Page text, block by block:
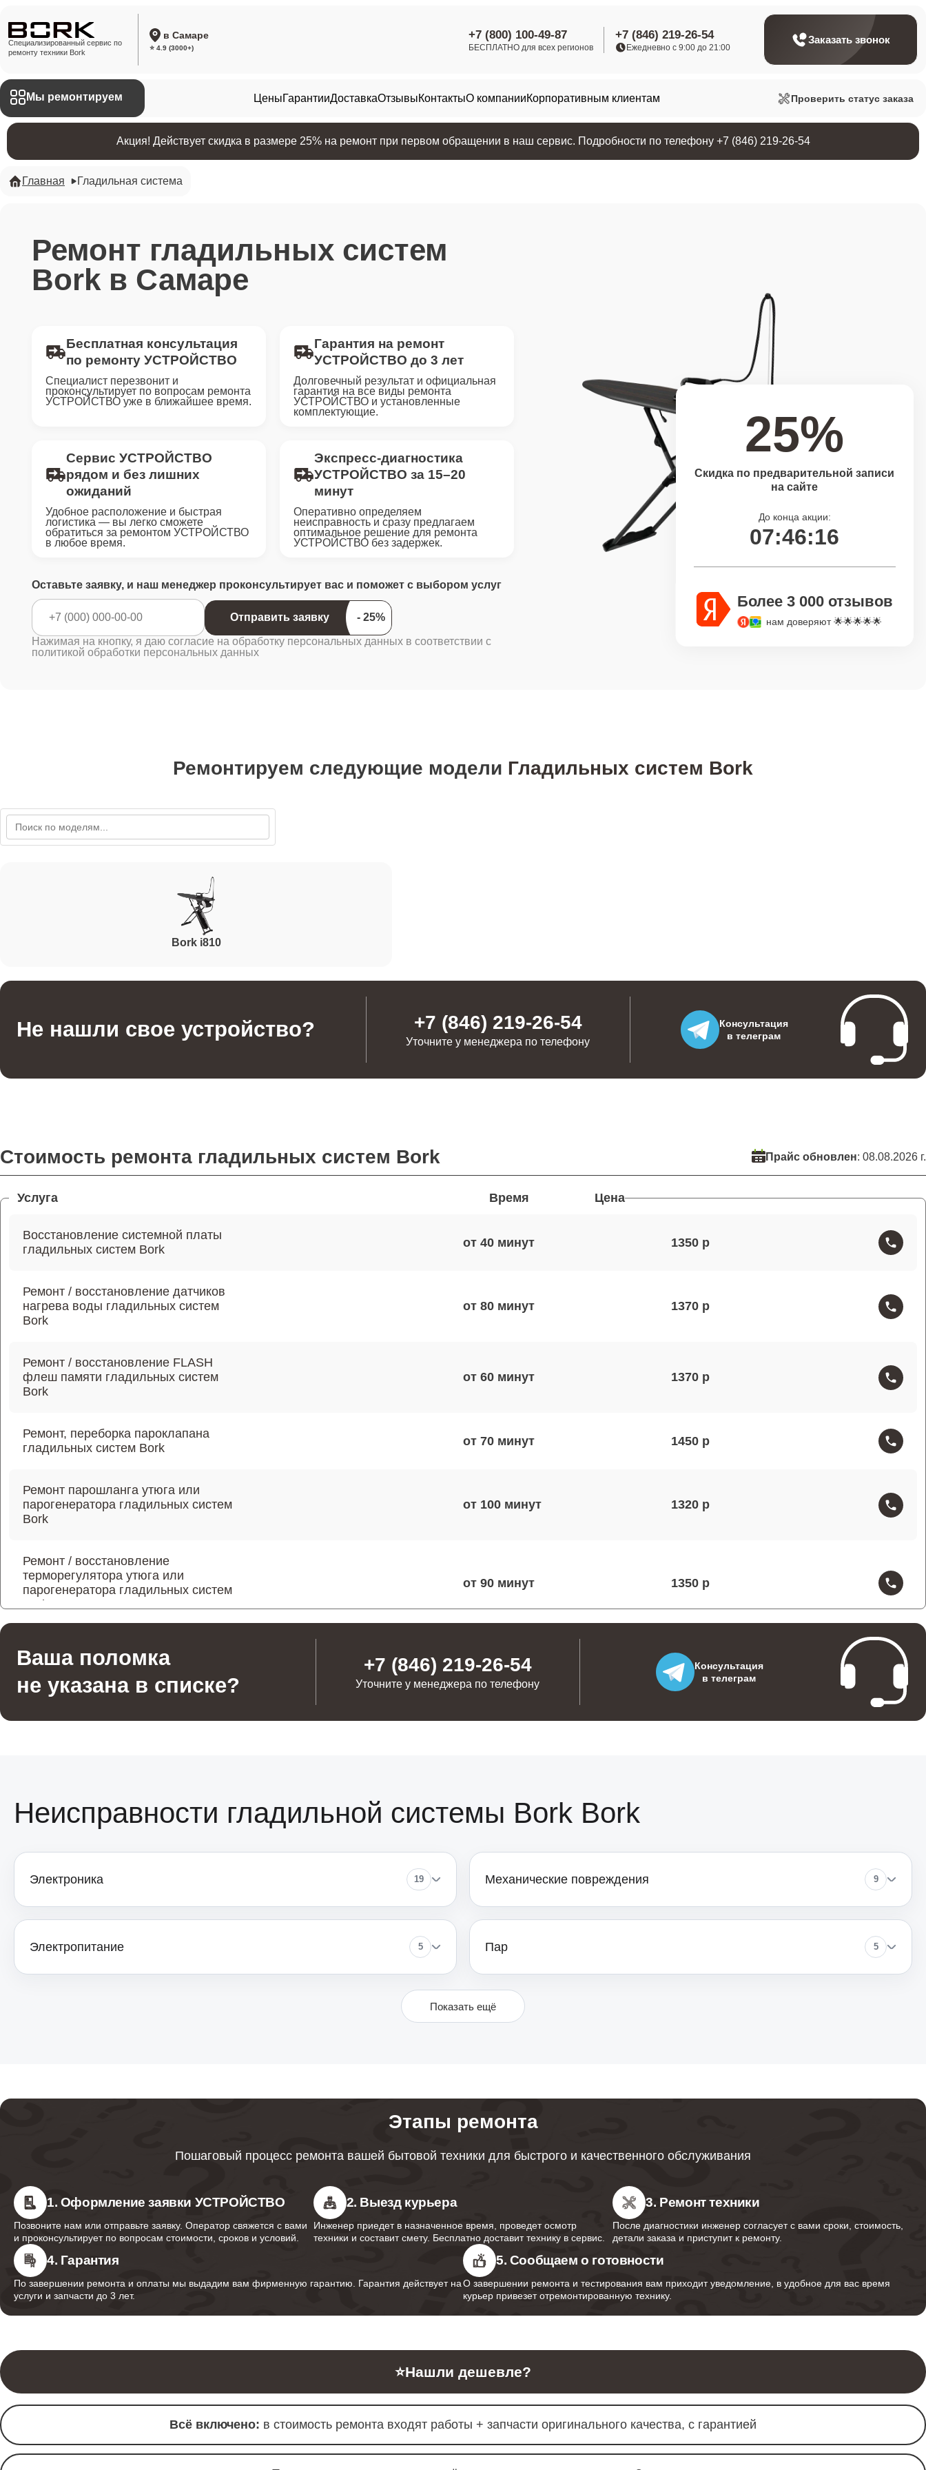
Специализированный сервис по
ремонту техники Bork
в Самаре
⭐ 4.9 (3000+)
+7 (800) 100-49-87
БЕСПЛАТНО для всех регионов
+7 (846) 219-26-54
Ежедневно с 9:00 до 21:00
Заказать звонок
Мы ремонтируем ЦеныГарантииДоставкаОтзывыКонтактыО компанииКорпоративным клиентам Проверить статус заказа
Акция! Действует скидка в размере 25% на ремонт при первом обращении в наш сервис. Подробности по телефону +7 (846) 219-26-54
Главная Гладильная система
Ремонт гладильных систем
Bork в Самаре
Бесплатная консультация
по ремонту УСТРОЙСТВО
Специалист перезвонит и
проконсультирует по вопросам ремонта
УСТРОЙСТВО уже в ближайшее время.
Гарантия на ремонт
УСТРОЙСТВО до 3 лет
Долговечный результат и официальная
гарантия на все виды ремонта
УСТРОЙСТВО и установленные
комплектующие.
Сервис УСТРОЙСТВО
рядом и без лишних
ожиданий
Удобное расположение и быстрая
логистика — вы легко сможете
обратиться за ремонтом УСТРОЙСТВО
в любое время.
Экспресс-диагностика
УСТРОЙСТВО за 15–20
минут
Оперативно определяем
неисправность и сразу предлагаем
оптимальное решение для ремонта
УСТРОЙСТВО без задержек.
Оставьте заявку, и наш менеджер проконсультирует вас и поможет с выбором услуг
Отправить заявку
Нажимая на кнопку, я даю согласие на обработку персональных данных в соответствии с
политикой обработки персональных данных
25%
Скидка по предварительной записи
на сайте
До конца акции:
07:46:15
Более 3 000 отзывов
нам доверяют 🌟🌟🌟🌟🌟
Ремонтируем следующие модели Гладильных систем Bork
Bork i810
Не нашли свое устройство? +7 (846) 219-26-54
Уточните у менеджера по телефону
Консультация
в телеграм
Стоимость ремонта гладильных систем Bork Прайс обновлен: 08.08.2026 г.
Услуга Время Цена
Восстановление системной платы
гладильных систем Bork
от 40 1350
Ремонт / восстановление датчиков
нагрева воды гладильных систем
Bork
от 80 1370
Ремонт / восстановление FLASH
флеш памяти гладильных систем
Bork
от 60 1370
Ремонт, переборка пароклапана
гладильных систем Bork
от 70 1450
Ремонт парошланга утюга или
парогенератора гладильных систем
Bork
от 100 1320
Ремонт / восстановление
терморегулятора утюга или
парогенератора гладильных систем
Bork
от 90 1350
уплотнителей, колец, штуцеров
от 60 1150
Ремонт или восстановление помпы
от 60 1250
Ремонт или восстановление
подачи пара гладильных систем Bork
от 80 830
Ремонт / восстановление тена,
подошвы, нагревательного элемента
от 110 1260
коннектором парошланга гладильных
от 70 1100
Ремонт или восстановление бойлера
от 80 870
Ремонт кнопок, клавиш, патрубков,
регуляторов мощности гладильных
систем Bork
от 40 1160
Ремонт дисплейного модуля или
модуля индикации гладильных
систем Bork
от 70 1250
от 110
программного обеспечения
гладильных систем Bork
от 70 1330
Ваша поломка
не указана в списке?
+7 (846) 219-26-54
Уточните у менеджера по телефону
Консультация
в телеграм
Неисправности гладильной системы Bork Bork
Электроника 19 Механические повреждения 9
Электропитание 5 Пар 5
Показать ещё
Этапы ремонта
Пошаговый процесс ремонта вашей бытовой техники для быстрого и качественного обслуживания
1. Оформление заявки УСТРОЙСТВО
Позвоните нам или отправьте заявку. Оператор свяжется с вами
и проконсультирует по вопросам стоимости, сроков и условий.
2. Выезд курьера
Инженер приедет в назначенное время, проведет осмотр
техники и составит смету. Бесплатно доставит технику в сервис.
3. Ремонт техники
После диагностики инженер согласует с вами сроки, стоимость,
детали заказа и приступит к ремонту.
4. Гарантия
По завершении ремонта и оплаты мы выдадим вам фирменную гарантию. Гарантия действует на
услуги и запчасти до 3 лет.
5. Сообщаем о готовности
О завершении ремонта и тестирования вам приходит уведомление, в удобное для вас время
курьер привезет отремонтированную технику.
⭐Нашли дешевле?
Всё включено: в стоимость ремонта входят работы + запчасти оригинального качества, с гарантией